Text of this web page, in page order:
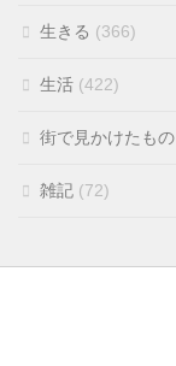
生きる (366)
生活 (422)
街で見かけたもの
雑記 (72)